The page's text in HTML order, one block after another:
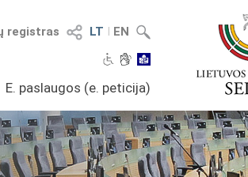
LT I EN
registras
E. paslaugos (e. peticija)